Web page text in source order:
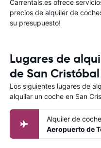
Carrentals.es ofrece
precios de alquiler de
su presupuesto!
Lugares de
de San
Los siguientes lugares de
alquilar un coche en San
Alquiler de
Aeropuerto de